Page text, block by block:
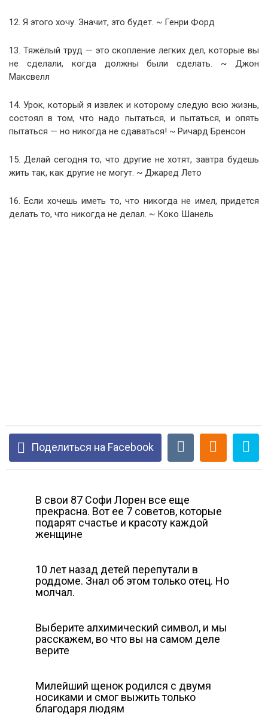
12. Я этого хочу. Значит, это будет. ~ Генри Форд
13. Тяжёлый труд — это скопление легких дел, которые вы
не сделали, когда должны были сделать. ~ Джон
Максвелл
14. Урок, который я извлек и которому следую всю жизнь,
состоял в том, что надо пытаться, и пытаться, и опять
пытаться — но никогда не сдаваться! ~ Ричард Бренсон
15. Делай сегодня то, что другие не хотят, завтра будешь
жить так, как другие не могут. ~ Джаред Лето
16. Если хочешь иметь то, что никогда не имел, придется
делать то, что никогда не делал. ~ Коко Шанель
Поделиться на Facebook
В свои 87 Софи Лорен все еще
прекрасна. Вот ее 7 советов, которые
подарят счастье и красоту каждой
женщине
10 лет назад детей перепутали в
роддоме. Знал об этом только отец. Но
молчал.
Выберите алхимический символ, и мы
расскажем, во что вы на самом деле
верите
Милейший щенок родился с двумя
носиками и смог выжить только
благодаря людям